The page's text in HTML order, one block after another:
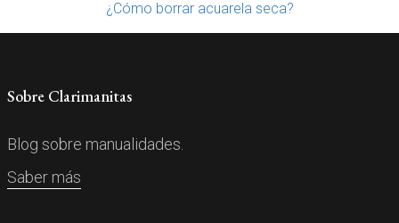
¿Cómo borrar acuarela seca?
Sobre Clarimanitas
Blog sobre manualidades.
Saber más